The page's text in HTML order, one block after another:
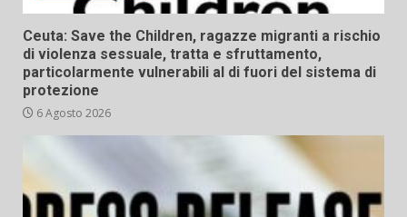
Ceuta: Save the Children, ragazze migranti a rischio
di violenza sessuale, tratta e sfruttamento,
particolarmente vulnerabili al di fuori del sistema di
protezione
6 Agosto 2026